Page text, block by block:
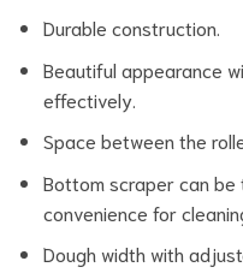
Durable construction.
Beautiful appearance
effectively.
Space between the
Bottom scraper can be
convenience for
Dough width with